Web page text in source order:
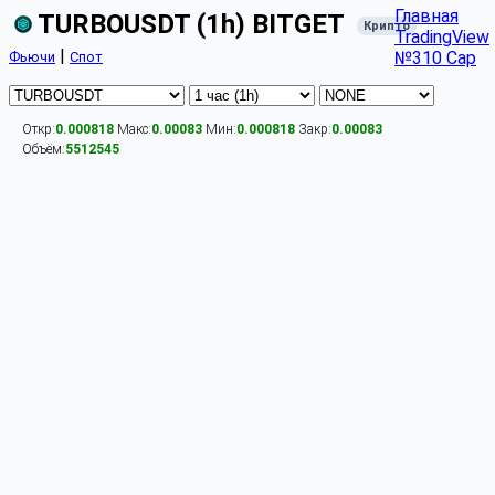
TURBOUSDT (1h) BITGET Крипто
Фьючи | Спот
Главная
TradingView
№310 Cap
Откр:0.000818 Макс:0.00083 Мин:0.000818 Закр:0.00083
Объём:5512545